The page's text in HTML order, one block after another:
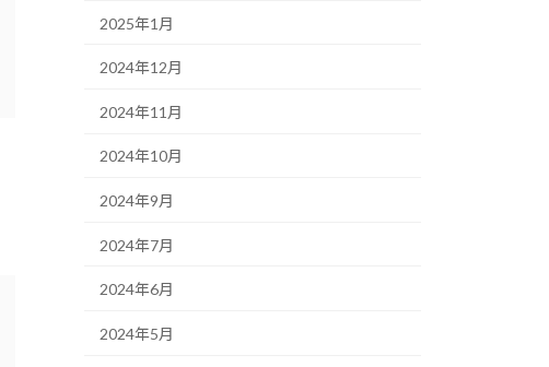
2025年1月
2024年12月
2024年11月
2024年10月
2024年9月
2024年7月
2024年6月
2024年5月